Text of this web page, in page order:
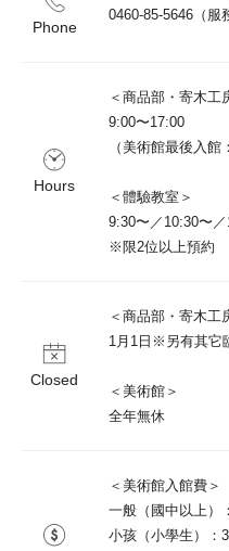
Phone
0460-85-5646（服
Hours
＜商品部・寄木工
9:00〜17:00
（美術館最後入館
＜體驗教室＞
9:30〜／10:30〜
※限2位以上預約
Closed
＜商品部・寄木工
1月1日※另有其它
＜美術館＞
全年無休
＜美術館入館費＞
一般（國中以上）
小孩（小學生）：